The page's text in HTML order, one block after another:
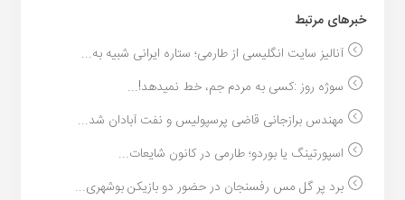
خبر‌های مرتبط
آنالیز سایت انگلیسی از طارمی؛ ستاره ایرانی شبیه به...
سوژه روز :کسی به مردم جم، خط نمیدهد!...
مهندس برازجانی قاضی پرسپولیس و نفت آبادان شد...
اسپورتینگ یا بوردو؛ طارمی در کانون شایعات...
برد پر گل مس رفسنجان در حضور دو بازیکن بوشهری...